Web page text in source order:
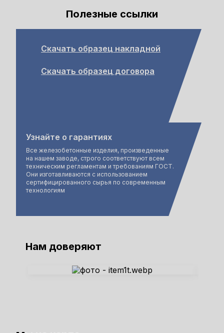
Полезные ссылки
Скачать образец накладной
Скачать образец договора
Узнайте о гарантиях
Все железобетонные изделия, произведенные
на нашем заводе, строго соответствуют всем
техническим регламентам и требованиям ГОСТ.
Они изготавливаются с использованием
сертифицированного сырья по современным
технологиям
Нам доверяют